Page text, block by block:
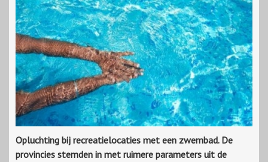
Opluchting bij recreatielocaties met een zwembad. De
provincies stemden in met ruimere parameters uit de